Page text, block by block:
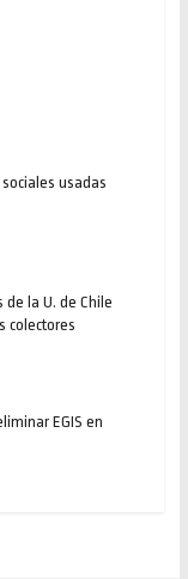
usadas
la U. de Chile
colectores
EGIS en